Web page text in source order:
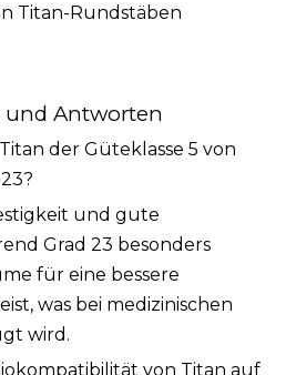
Titan-Rundstäben
und Antworten
der Güteklasse 5 von
und gute
Grad 23 besonders
für eine bessere
was bei medizinischen
wird.
von Titan auf